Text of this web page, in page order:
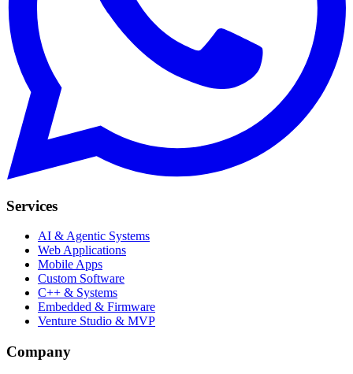
Services
AI & Agentic Systems
Web Applications
Mobile Apps
Custom Software
C++ & Systems
Embedded & Firmware
Venture Studio & MVP
Company